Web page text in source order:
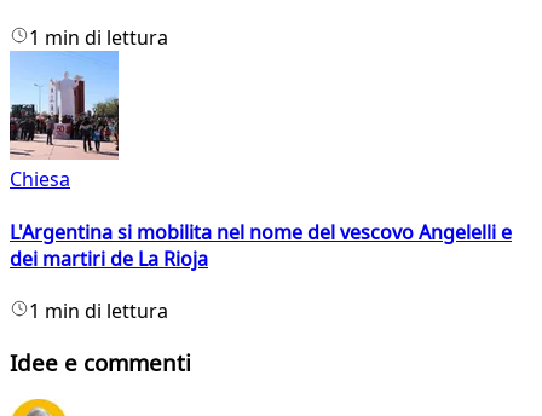
1 min di lettura
Chiesa
L'Argentina si mobilita nel nome del vescovo Angelelli e
dei martiri de La Rioja
1 min di lettura
Idee e commenti